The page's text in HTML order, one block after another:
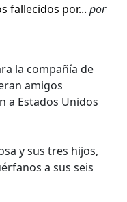
fallecidos por... por
la compañía de
amigos
a Estados Unidos
y sus tres hijos,
a sus seis